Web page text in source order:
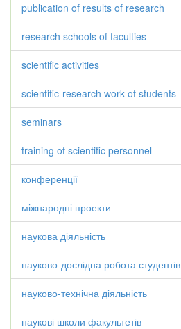
publication of results of research
research schools of faculties
scientific activities
scientific-research work of students
seminars
training of scientific personnel
конференції
міжнародні проекти
наукова діяльність
науково-дослідна робота студентів
науково-технічна діяльність
наукові школи факультетів